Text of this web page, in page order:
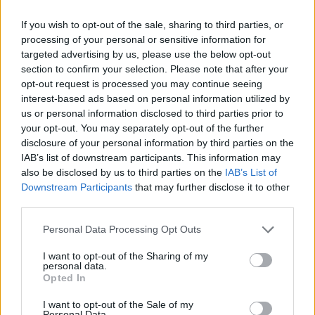
If you wish to opt-out of the sale, sharing to third parties, or
processing of your personal or sensitive information for
targeted advertising by us, please use the below opt-out
section to confirm your selection. Please note that after your
opt-out request is processed you may continue seeing
interest-based ads based on personal information utilized by
us or personal information disclosed to third parties prior to
your opt-out. You may separately opt-out of the further
disclosure of your personal information by third parties on the
IAB’s list of downstream participants. This information may
also be disclosed by us to third parties on the IAB’s List of
Downstream Participants that may further disclose it to other
Please note that this website/app uses one or more Google
not limited to your visit or usage behaviour. You may click to
grant or deny consent to Google and its third-party tags to
use your data for below specified purposes in below Google
consent section.
Personal Data Processing Opt Outs
I want to opt-out of the Sharing of my
personal data.
Opted In
I want to opt-out of the Sale of my
Lørdag 15. februar, Grenaderløpet
11:00: Grenaderløpet 90km
Startlister, detaljer og resultater
FAKTA: Skiskytter-VM 2025
Hvem:Uttatte eliteløpere
Dette er Norges tropp
Hva: Verdensmesterskap i skiskyting
Hvor:Lenzerheide, Sveits
sender fra 12. til 16. februar, og NRK fra 18. til
23. februar.
Alt du må vite om VM i Skiskyting 2025: